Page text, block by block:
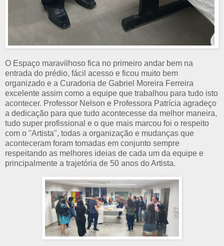
O Espaço maravilhoso fica no primeiro andar bem na
entrada do prédio, fácil acesso e ficou muito bem
organizado e a Curadoria de Gabriel Moreira Ferreira
excelente assim como a equipe que trabalhou para tudo isto
acontecer. Professor Nelson e Professora Patrícia agradeço
a dedicação para que tudo acontecesse da melhor maneira,
tudo super profissional e o que mais marcou foi o respeito
com o "Artista", todas a organização e mudanças que
aconteceram foram tomadas em conjunto sempre
respeitando as melhores ideias de cada um da equipe e
principalmente a trajetória de 50 anos do Artista.